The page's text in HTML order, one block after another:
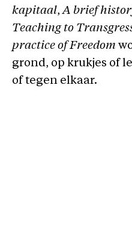
kapitaal,A brief
Teaching to
practice of Freedom
grond, op krukjes of
of tegen elkaar.